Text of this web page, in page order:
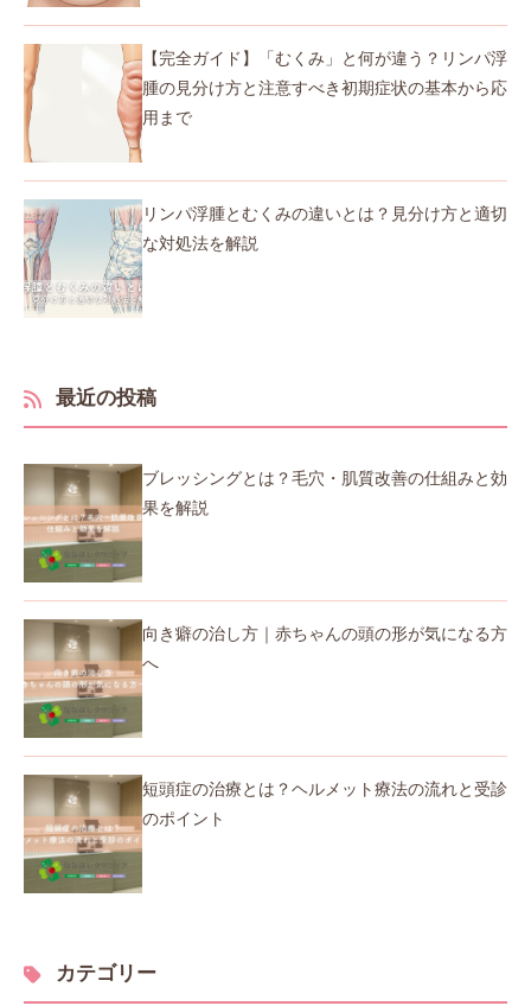
【完全ガイド】「むくみ」と何が違う？リンパ浮
腫の見分け方と注意すべき初期症状の基本から応
用まで
リンパ浮腫とむくみの違いとは？見分け方と適切
な対処法を解説
最近の投稿
ブレッシングとは？毛穴・肌質改善の仕組みと効
果を解説
向き癖の治し方｜赤ちゃんの頭の形が気になる方
へ
短頭症の治療とは？ヘルメット療法の流れと受診
のポイント
カテゴリー